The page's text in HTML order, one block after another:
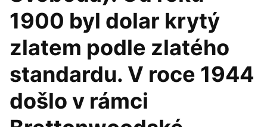
1900 byl dolar krytý
zlatem podle zlatého
standardu. V roce 1944
došlo v rámci